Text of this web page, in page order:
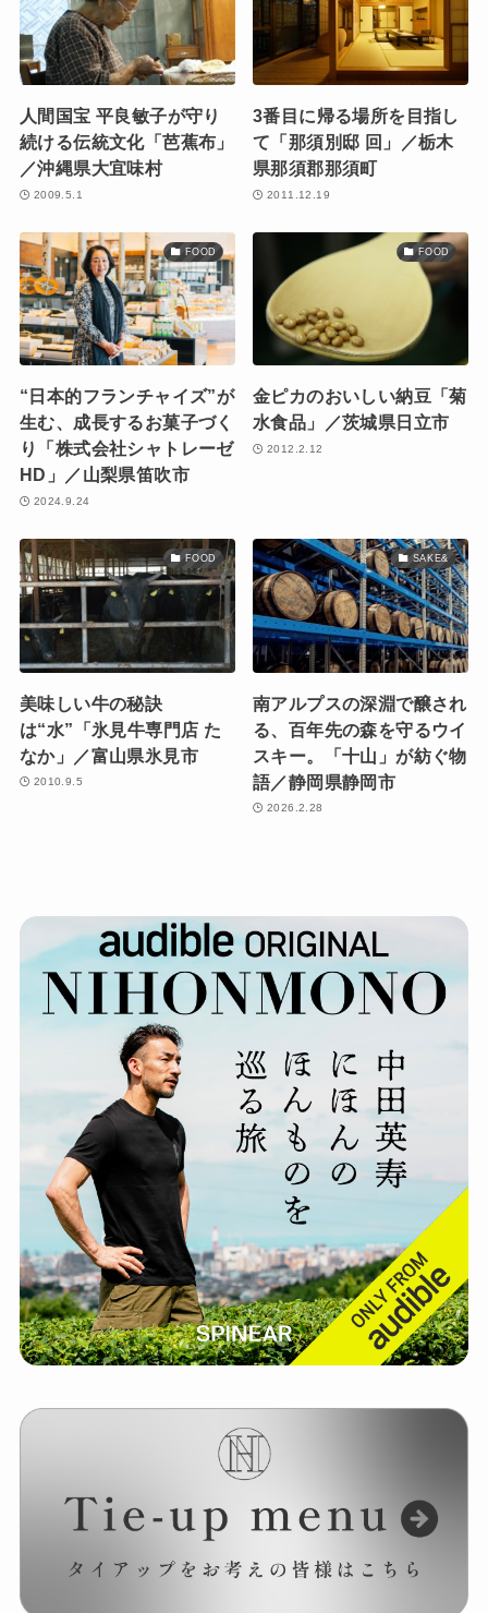
人間国宝 平良敏子が守り
続ける伝統文化「芭蕉布」
／沖縄県大宜味村
2009.5.1
3番目に帰る場所を目指し
て「那須別邸 回」／栃木
県那須郡那須町
2011.12.19
FOOD
“日本的フランチャイズ”が
生む、成長するお菓子づく
り「株式会社シャトレーゼ
HD」／山梨県笛吹市
2024.9.24
FOOD
金ピカのおいしい納豆「菊
水食品」／茨城県日立市
2012.2.12
FOOD
美味しい牛の秘訣
は“水”「氷見牛専門店 た
なか」／富山県氷見市
2010.9.5
SAKE&
南アルプスの深淵で醸され
る、百年先の森を守るウイ
スキー。「十山」が紡ぐ物
語／静岡県静岡市
2026.2.28